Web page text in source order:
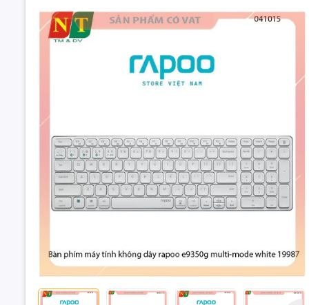
•Số
•Thời
•Giao
•Kích
•Trọng
Bàn phím
rapoo